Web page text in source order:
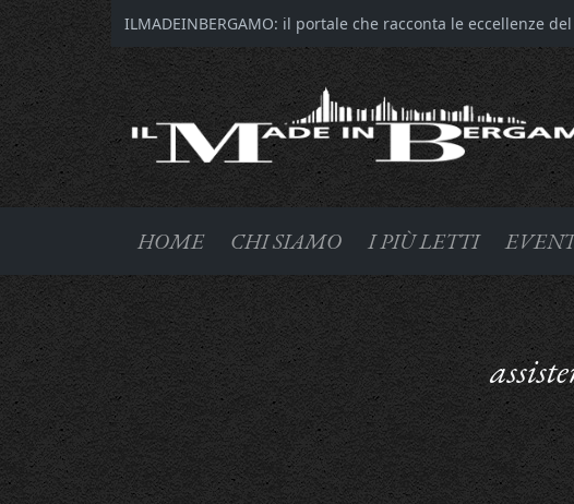
ILMADEINBERGAMO: il portale che racconta le eccellenze
HOME CHI SIAMO I PIÙ LETTI